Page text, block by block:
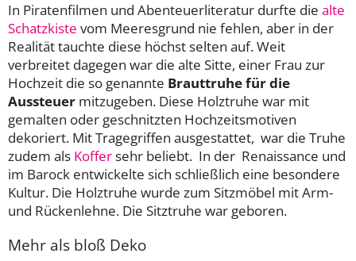
In Piratenfilmen und Abenteuerliteratur durfte die alte
Schatzkiste vom Meeresgrund nie fehlen, aber in der
Realität tauchte diese höchst selten auf. Weit
verbreitet dagegen war die alte Sitte, einer Frau zur
Hochzeit die so genannte Brauttruhe für die
Aussteuer mitzugeben. Diese Holztruhe war mit
gemalten oder geschnitzten Hochzeitsmotiven
dekoriert. Mit Tragegriffen ausgestattet, war die Truhe
zudem als Koffersehr beliebt. In der Renaissance und
im Barock entwickelte sich schließlich eine besondere
Kultur. Die Holztruhe wurde zum Sitzmöbel mit Arm-
und Rückenlehne. Die Sitztruhe war geboren.
Mehr als bloß Deko